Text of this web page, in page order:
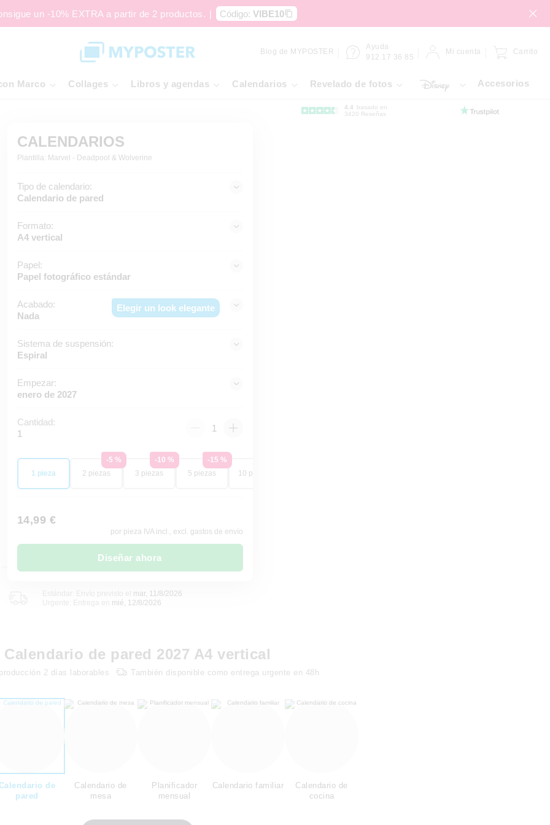
un -10% EXTRA a partir de 2 productos. | Código: VIBE10
Blog de MYPOSTER
Ayuda
912 17 36 85
Mi cuenta Carrito
Marco Collages Libros y agendas Calendarios Revelado de fotos Accesorios
4.4
basado en
3420 Reseñas
CALENDARIOS
Plantilla: Marvel - Deadpool & Wolverine
Tipo de calendario:
Calendario de pared
Formato:
A4 vertical
Papel:
Papel fotográfico estándar
Acabado:
Nada
Elegir un look elegante
Sistema de suspensión:
Espiral
Empezar:
enero de 2027
Cantidad:
1
1 pieza
-5 %
2 piezas
-10 %
3 piezas
-15 %
5 piezas
10 piezas
14,99 €
por pieza IVA incl., excl. gastos de envío
Diseñar ahora
mar, 11/8/2026
Urgente: Entrega en mié, 12/8/2026
Calendario de pared 2027 A4 vertical
2 días laborables También disponible como entrega urgente en 48h
Calendario de
pared
Calendario de
mesa
Planificador
mensual
Calendario familiar
Calendario de
cocina